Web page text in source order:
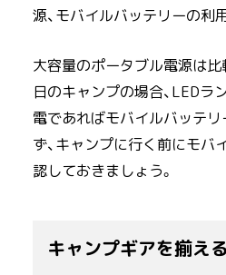
源、モバイルバッテリーの利
大容量のポータブル電源は
日のキャンプの場合、LEDラ
電であればモバイルバッテ
ず、キャンプに行く前にモ
認しておきましょう。
キャンプギアを揃える